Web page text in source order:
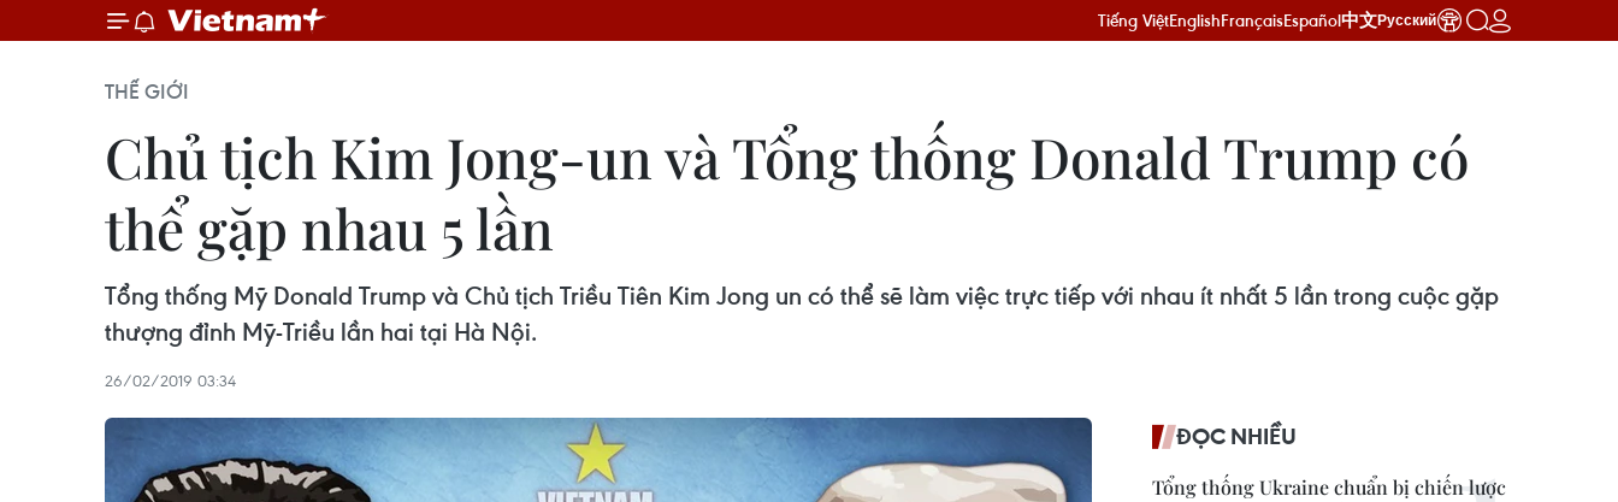
Tiếng ViệtEnglishFrançaisEspañol中文Русский
THẾ GIỚI
Chủ tịch Kim Jong-un và Tổng thống Donald Trump có
thể gặp nhau 5 lần
Tổng thống Mỹ Donald Trump và Chủ tịch Triều Tiên Kim Jong un có thể sẽ làm việc trực tiếp với nhau ít nhất 5 lần trong cuộc gặp
thượng đỉnh Mỹ-Triều lần hai tại Hà Nội.
26/02/2019 03:34
ĐỌC NHIỀU
Tổng thống Ukraine chuẩn bị chiến lược